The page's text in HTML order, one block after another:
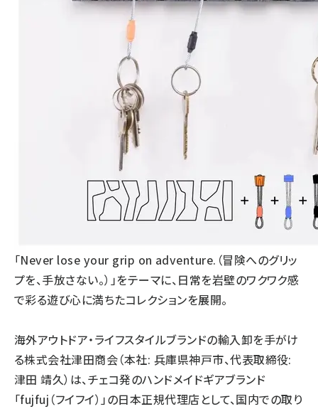
「Never lose your grip on adventure.（冒険へのグリッ
プを、手放さない。）」をテーマに、日常を岩壁のワクワク感
で彩る遊び心に満ちたコレクションを展開。
海外アウトドア・ライフスタイルブランドの輸入卸を手がけ
る株式会社津田商会（本社: 兵庫県神戸市、代表取締役:
津田 靖久）は、チェコ発のハンドメイドギアブランド
「fujfuj（フイフイ）」の日本正規代理店として、国内での取り